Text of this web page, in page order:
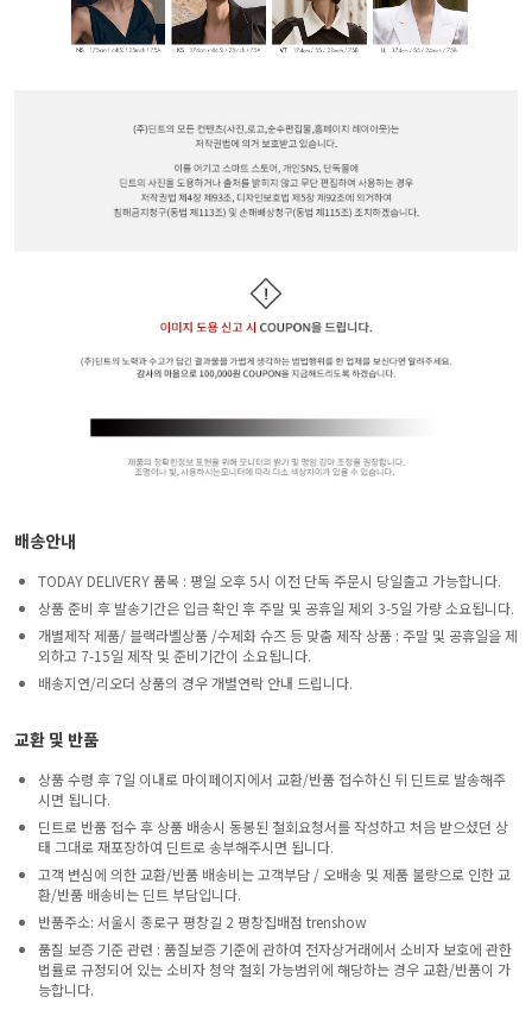
배송안내
TODAY DELIVERY 품목 : 평일 오후 5시 이전 단독 주문시 당일출고 가능합니다.
상품 준비 후 발송기간은 입금 확인 후 주말 및 공휴일 제외 3-5일 가량 소요됩니다.
개별제작 제품/ 블랙라벨상품 /수제화 슈즈 등 맞춤 제작 상품 : 주말 및 공휴일을 제
외하고 7-15일 제작 및 준비기간이 소요됩니다.
배송지연/리오더 상품의 경우 개별연락 안내 드립니다.
교환 및 반품
상품 수령 후 7일 이내로 마이페이지에서 교환/반품 접수하신 뒤 딘트로 발송해주
시면 됩니다.
딘트로 반품 접수 후 상품 배송시 동봉된 철회요청서를 작성하고 처음 받으셨던 상
태 그대로 재포장하여 딘트로 송부해주시면 됩니다.
고객 변심에 의한 교환/반품 배송비는 고객부담 / 오배송 및 제품 불량으로 인한 교
환/반품 배송비는 딘트 부담입니다.
반품주소: 서울시 종로구 평창길 2 평창집배점 trenshow
품질 보증 기준 관련 : 품질보증 기준에 관하여 전자상거래에서 소비자 보호에 관한
법률로 규정되어 있는 소비자 청약 철회 가능범위에 해당하는 경우 교환/반품이 가
능합니다.